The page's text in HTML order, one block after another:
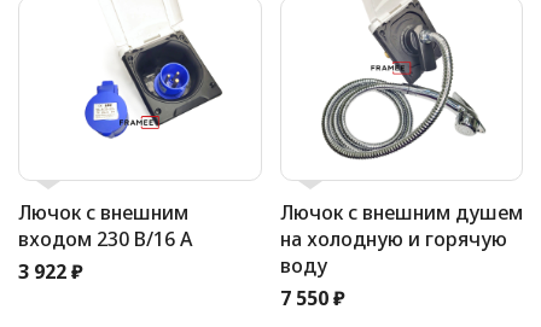
Лючок с внешним
входом 230 В/16 А
3 922 ₽
Лючок с внешним душем
на холодную и горячую
воду
7 550 ₽